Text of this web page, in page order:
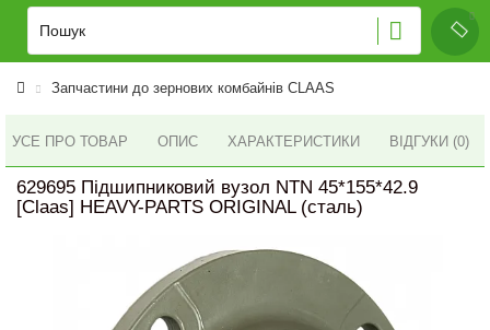
Запчастини до зернових комбайнів CLAAS
УСЕ ПРО ТОВАР ОПИС ХАРАКТЕРИСТИКИ ВІДГУКИ (0)
629695 Підшипниковий вузол NTN 45*155*42.9
[Claas] HEAVY-PARTS ORIGINAL (сталь)